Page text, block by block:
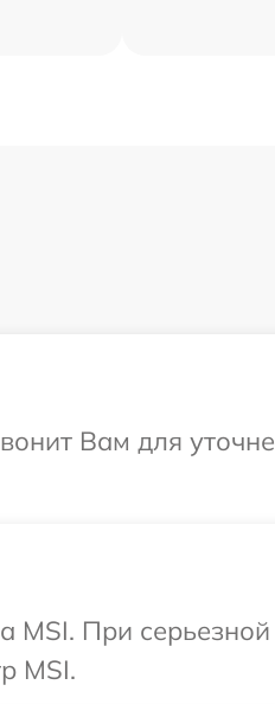
Вам для
MSI. При серьезной
MSI.